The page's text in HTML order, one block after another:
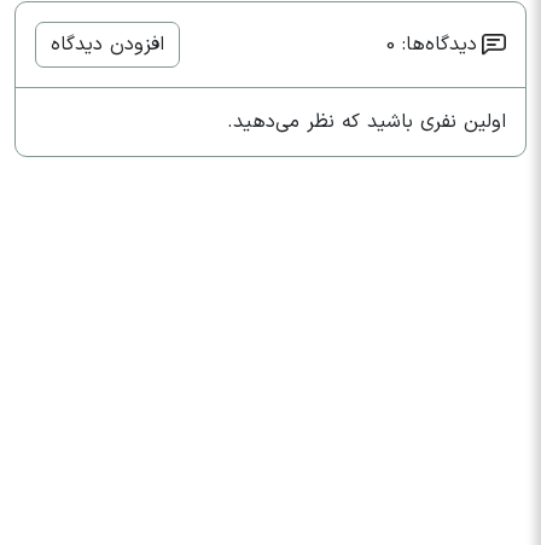
دیدگاه‌ها: 0 افزودن دیدگاه
اولین نفری باشید که نظر می‌دهید.